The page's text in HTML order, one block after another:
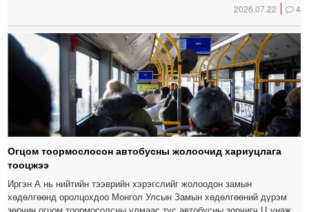
2026.07.22 4
Огцом тоормослосон автобусны жолоочид хариуцлага
тооцжээ
Иргэн А нь нийтийн тээврийн хэрэгслийг жолоодон замын
хөдөлгөөнд оролцохдоо Монгол Улсын Замын хөдөлгөөний дүрэм